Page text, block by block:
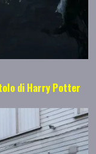
di Harry Potter